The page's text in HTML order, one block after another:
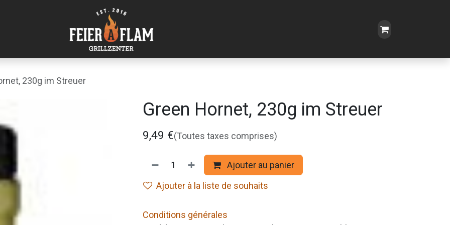
230g im Streuer
Green Hornet, 230g im Streuer
9,49 €(Toutes taxes comprises)
Ajouter au panier
Ajouter à la liste de souhaits
Conditions générales